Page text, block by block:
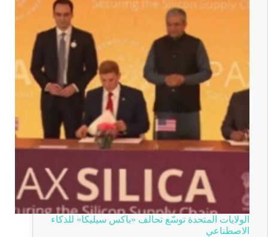
الولايات المتحدة توسّع تحالف «باكس سيليكا» للذكاء
الاصطناعي